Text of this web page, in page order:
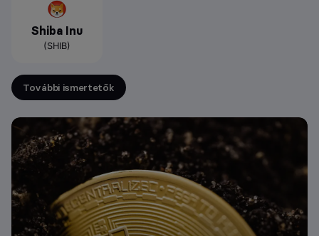
Shiba Inu
(SHIB)
További ismertetők